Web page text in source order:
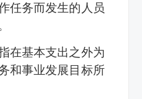
任务而发生的人员
在基本支出之外为
和事业发展目标所